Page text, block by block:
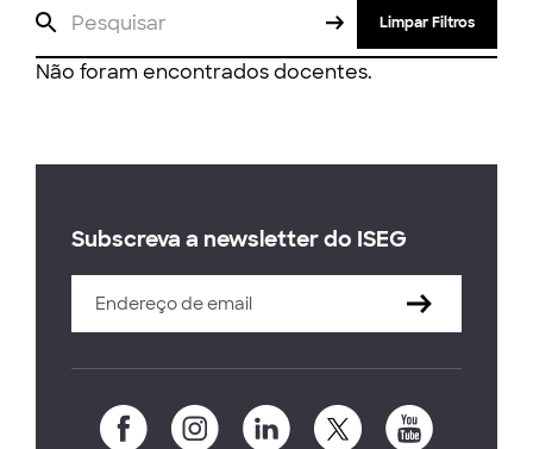
Limpar Filtros
Não foram encontrados docentes.
Subscreva a newsletter do ISEG